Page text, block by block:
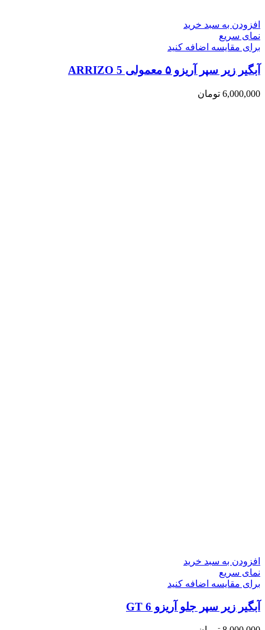
افزودن به سبد خرید
نمای سریع
برای مقایسه اضافه کنید
آبگیر زیر سپر آریزو ۵ معمولی ARRIZO 5
6,000,000 تومان
افزودن به سبد خرید
نمای سریع
برای مقایسه اضافه کنید
آبگیر زیر سپر جلو آریزو 6 GT